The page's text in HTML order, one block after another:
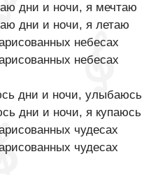
дни и ночи, я мечтаю
дни и ночи, я летаю
небесах
небесах
дни и ночи, улыбаюсь
дни и ночи, я купаюсь
чудесах
чудесах